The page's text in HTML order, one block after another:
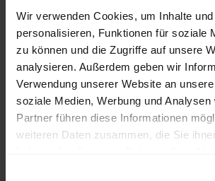
Wir verwenden Cookies, um Inhalte
personalisieren, Funktionen für soziale
zu können und die Zugriffe auf unsere
analysieren. Außerdem geben wir
Verwendung unserer Website an
soziale Medien, Werbung und Analysen
Partner führen diese Informationen
weiteren Daten zusammen, die Sie
lose Ware Sackware
September
Januar
250 €
Die aktuelle Preisentwicklung für
können Sie jederzeit auf unserer
nachvollziehen.